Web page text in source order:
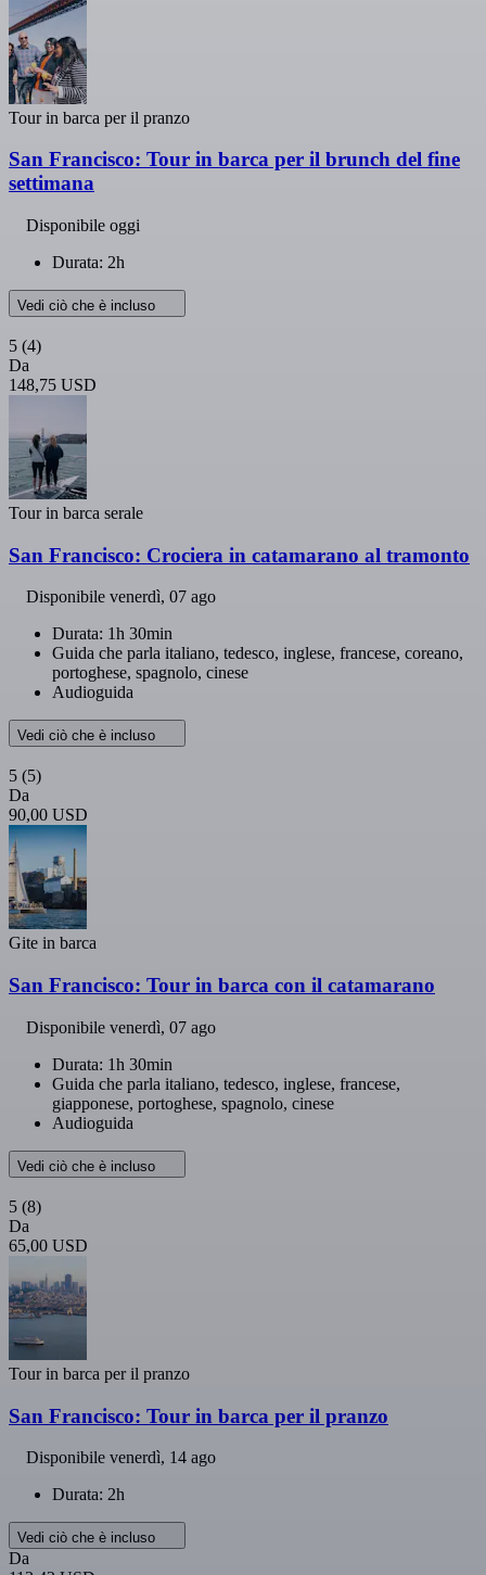
Tour in barca per il pranzo
San Francisco: Tour in barca per il brunch del fine
settimana
Disponibile oggi
Durata: 2h
Vedi ciò che è incluso
5 (4)
Da
148,75 USD
Tour in barca serale
San Francisco: Crociera in catamarano al tramonto
Disponibile venerdì, 07 ago
Durata: 1h 30min
Guida che parla italiano, tedesco, inglese, francese, coreano,
portoghese, spagnolo, cinese
Audioguida
Vedi ciò che è incluso
5 (5)
Da
90,00 USD
Gite in barca
San Francisco: Tour in barca con il catamarano
Disponibile venerdì, 07 ago
Durata: 1h 30min
Guida che parla italiano, tedesco, inglese, francese,
giapponese, portoghese, spagnolo, cinese
Audioguida
Vedi ciò che è incluso
5 (8)
Da
65,00 USD
Tour in barca per il pranzo
San Francisco: Tour in barca per il pranzo
Disponibile venerdì, 14 ago
Durata: 2h
Vedi ciò che è incluso
Da